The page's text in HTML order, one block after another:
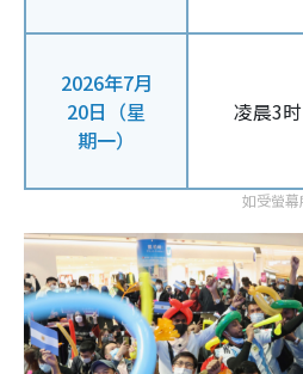
2026年7月
20日（星
期一）
凌晨3时